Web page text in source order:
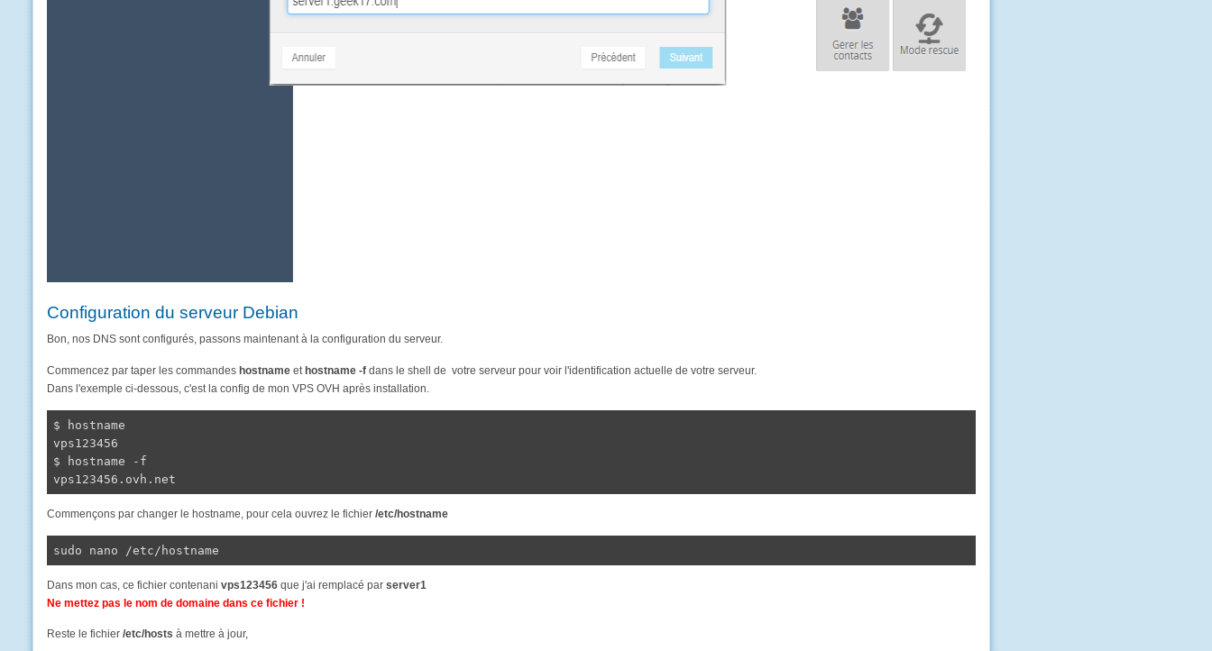
Configuration du serveur Debian
Bon, nos DNS sont configurés, passons maintenant à la configuration du serveur.
Commencez par taper les commandes hostname et hostname -f dans le shell de votre serveur pour voir l'identification actuelle de votre serveur.
Dans l'exemple ci-dessous, c'est la config de mon VPS OVH après installation.
$ hostname
vps123456
$ hostname
-f
vps123456.ovh.net
Commençons par changer le hostname, pour cela ouvrez le fichier /etc/hostname
sudo nano /etc/hostname
Dans mon cas, ce fichier contenani vps123456 que j'ai remplacé par server1
Ne mettez pas le nom de domaine dans ce fichier !
Reste le fichier /etc/hosts à mettre à jour,